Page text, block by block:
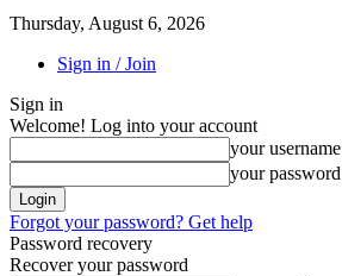
Thursday, August 6, 2026
Sign in / Join
Sign in
Welcome! Log into your account
your username
your password
Forgot your password? Get help
Password recovery
Recover your password